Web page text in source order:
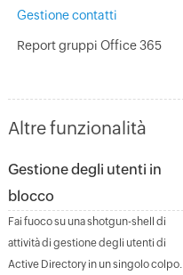
Gestione contatti
Report gruppi Office 365
Altre funzionalità
Gestione degli utenti in
blocco
Fai fuoco su una shotgun-shell di
attività di gestione degli utenti di
Active Directory in un singolo colpo.